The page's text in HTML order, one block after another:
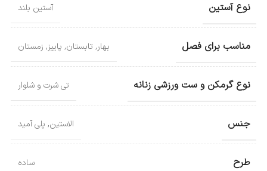
نوع آستین آستین بلند
مناسب برای فصل بهار, تابستان, پاییز, زمستان
نوع گرمکن و ست ورزشی زنانه تی شرت و شلوار
جنس الاستین, پلی آمید
طرح ساده